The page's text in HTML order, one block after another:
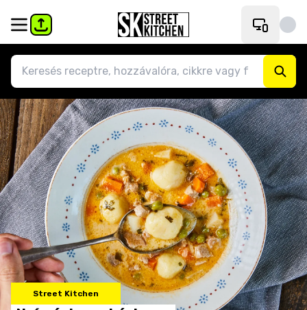
Street Kitchen